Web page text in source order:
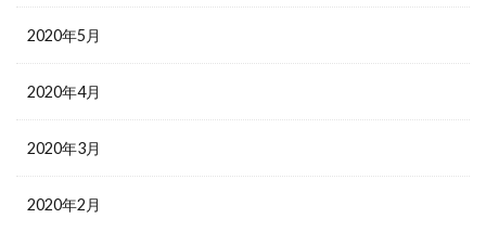
2020年5月
2020年4月
2020年3月
2020年2月